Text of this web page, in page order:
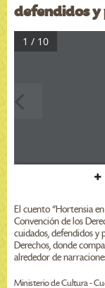
defendidos y
1 / 10
El cuento "Hortensia
Convención de los
cuidados, defendidos y
Derechos, donde
alrededor de
Ministerio de Cultura -